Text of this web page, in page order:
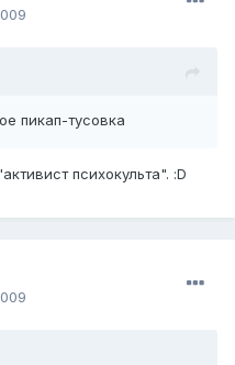
пикап-тусовка
психокульта". :D